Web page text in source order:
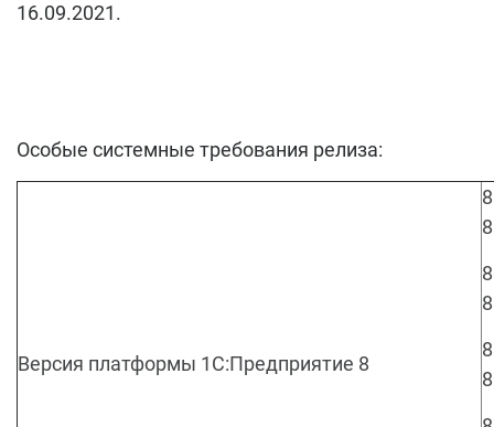
16.09.2021.
Особые системные требования релиза:
Версия платформы 1С:Предприятие 8